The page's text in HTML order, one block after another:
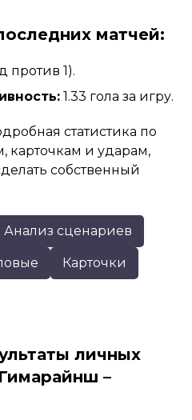
матчей:
против 1).
1.33 гола за игру.
статистика по
карточкам и ударам,
собственный
Анализ сценариев
Карточки
личных
–